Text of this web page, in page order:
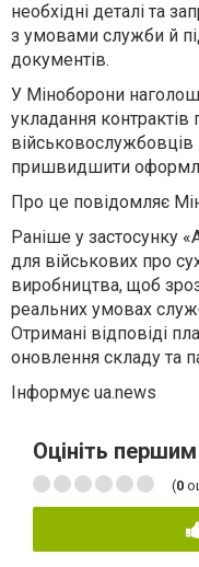
необхідні деталі та
з умовами служби й
документів.
У Міноборони
укладання
пришвидшити
Про це повідомляє
Раніше у застосунку
для військових про
виробництва, щоб
реальних умовах
Отримані відповіді
оновлення складу та
Інформує ua.news
Оцініть першим
(0